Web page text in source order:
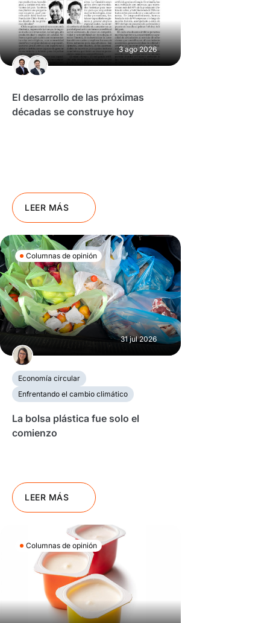
3 ago 2026
El desarrollo de las próximas
décadas se construye hoy
LEER MÁS
Columnas de opinión
31 jul 2026
Economía circular
Enfrentando el cambio climático
La bolsa plástica fue solo el
comienzo
LEER MÁS
Columnas de opinión